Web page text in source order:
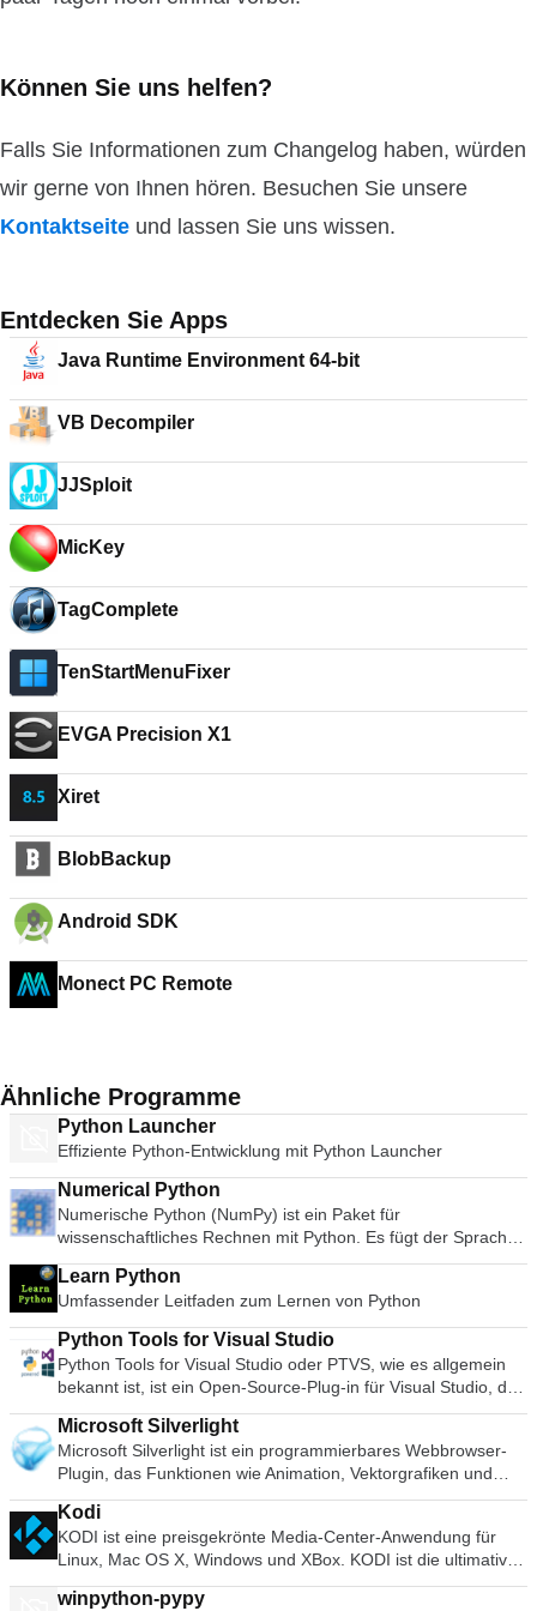
Können Sie uns helfen?
Falls Sie Informationen zum Changelog haben, würden
wir gerne von Ihnen hören. Besuchen Sie unsere
Kontaktseite und lassen Sie uns wissen.
Entdecken Sie Apps
Java Runtime Environment 64-bit
VB Decompiler
JJSploit
MicKey
TagComplete
TenStartMenuFixer
EVGA Precision X1
Xiret
BlobBackup
Android SDK
Monect PC Remote
Ähnliche Programme
Python Launcher
Effiziente Python-Entwicklung mit Python Launcher
Numerical Python
Numerische Python (NumPy) ist ein Paket für
wissenschaftliches Rechnen mit Python. Es fügt der Sprache
Python eine schnelle und hochentwickelte Array-Funktionalität
hinzu. Numerische Python enthält: Ein leistungsstarkes N-
dimensionales Array-Objekt. Ausgefeilte
(Rundfunk-)Funktionen. Werkzeuge zur Integration von
C/C++- und Fortran-Code. Nützliche Funktionen für lineare
Algebra, Fourier-Transformation und Zufallszahlen.
Numerische Python kann als effizienter mehrdimensionaler
Container für generische Daten verwendet werden. Es
können beliebige Datentypen definiert werden; dies
ermöglicht NumPy eine nahtlose und schnelle Integration mit
einer Vielzahl von Datenbanken. Suchen Sie nach der Mac-
Version der numerischen Python? Hier herunterladen
Learn Python
Umfassender Leitfaden zum Lernen von Python
Python Tools for Visual Studio
Python Tools for Visual Studio oder PTVS, wie es allgemein
bekannt ist, ist ein Open-Source-Plug-in für Visual Studio, das
die Programmierung mit der Sprache Python unterstützt. Zu
den wichtigsten Merkmalen gehören: Unterstützt die
Bearbeitung mit IntelliSense. Interaktive REPL's mit
Unterstützung für IPython. Unterstützung für die
Bereitstellung von Microsoft Azure. Unterstützung für
plattformübergreifendes Debugging. Unterstützung bei der
sprachübergreifenden Fehlersuche. Mit Python Tools for
Visual Studio können Sie Visual Studio in eine Python-IDE
verwandeln. Es unterstützt IronPython, CPython, IPython,
Microsoft Silverlight
Microsoft Silverlight ist ein programmierbares Webbrowser-
Plugin, das Funktionen wie Animation, Vektorgrafiken und
Audio-Video-Wiedergabe ermöglicht, so dass Sie Rich-
Internet-Anwendungen erleben können. Silverlight bietet ein
flexibles Programmiermodell, das AJAX, VB, C#, Python und
Ruby unterstützt und sich in bestehende Webanwendungen
integrieren lässt. Sie unterstützt die schnelle und
Kodi
KODI ist eine preisgekrönte Media-Center-Anwendung für
Linux, Mac OS X, Windows und XBox. KODI ist die ultimative
Drehscheibe für all Ihre Medien, ist einfach zu bedienen, sieht
glatt aus und hat eine große, hilfreiche Community.
winpython-pypy